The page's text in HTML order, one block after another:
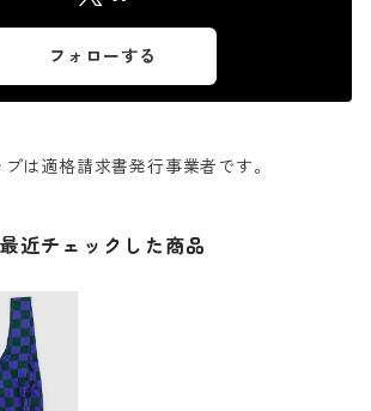
フォローする
は適格請求書発行事業者です。
最近チェックした商品